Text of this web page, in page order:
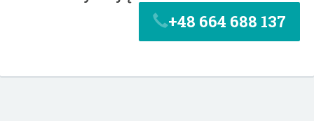
+48 664 688 137